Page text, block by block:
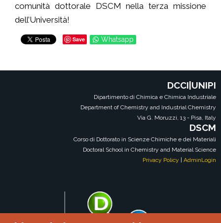
comunità dottorale DSCM nella terza missione
dell’Università!
Save Whatsapp
DCCI|UNIPI
Dipartimento di Chimica e Chimica Industriale
Department of Chemistry and Industrial Chemistry
Via G. Moruzzi, 13 - Pisa, Italy
DSCM
Corso di Dottorato in Scienze Chimiche e dei Materiali
Doctoral School in Chemistry and Material Science
Privacy Policy | AdminLogin